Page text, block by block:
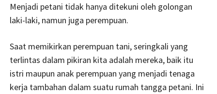
Menjadi petani tidak hanya ditekuni oleh golongan
laki-laki, namun juga perempuan.
Saat memikirkan perempuan tani, seringkali yang
terlintas dalam pikiran kita adalah mereka, baik itu
istri maupun anak perempuan yang menjadi tenaga
kerja tambahan dalam suatu rumah tangga petani. Ini